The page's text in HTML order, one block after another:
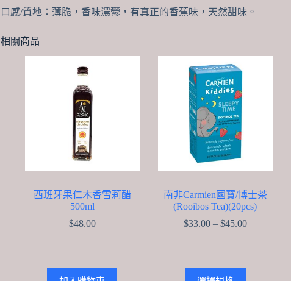
口感/質地：薄脆，香味濃鬱，有真正的香蕉味，天然甜味。
相關商品
西班牙果仁木香雪莉醋
500ml
$48.00
南非Carmien國寶/博士茶
(Rooibos Tea)(20pcs)
$33.00 – $45.00Price